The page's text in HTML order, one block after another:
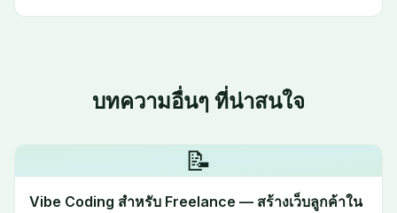
บทความอื่นๆ ที่น่าสนใจ
📝
Vibe Coding สำหรับ Freelance — สร้างเว็บลูกค้าใน